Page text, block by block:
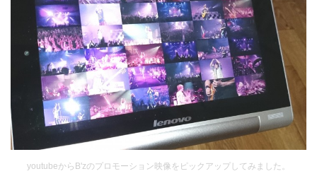
youtubeからB'zのプロモーション映像をピックアップしてみました。